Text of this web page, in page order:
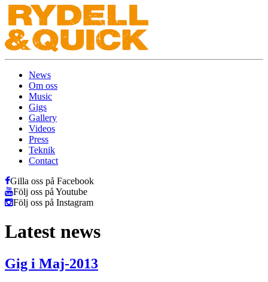
News
Om oss
Music
Gigs
Gallery
Videos
Press
Teknik
Contact
Gilla oss på Facebook
Följ oss på Youtube
Följ oss på Instagram
Latest news
Gig i Maj-2013